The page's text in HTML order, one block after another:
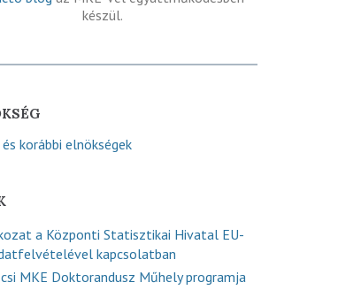
készül.
korábbi elnökségek
a Központi Statisztikai Hivatal EU-
kapcsolatban
MKE Doktorandusz Műhely programja